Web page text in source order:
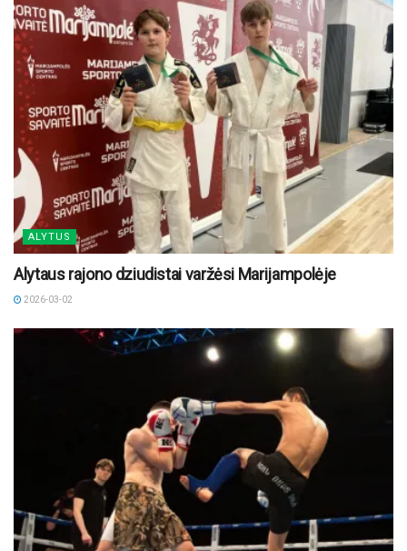
ALYTUS
Alytaus rajono dziudistai varžėsi Marijampolėje
2026-03-02